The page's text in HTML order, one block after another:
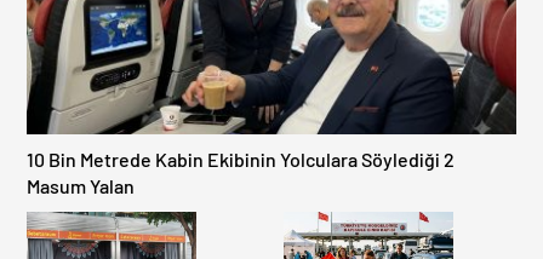
10 Bin Metrede Kabin Ekibinin Yolculara Söylediği 2
Masum Yalan